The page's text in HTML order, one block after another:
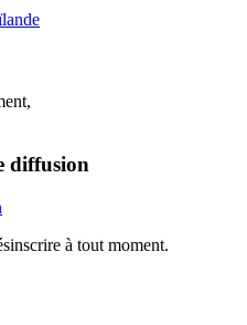
diffusion
à tout moment.